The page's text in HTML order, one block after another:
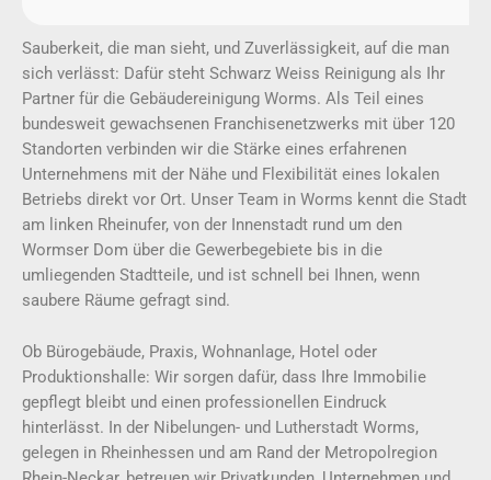
Sauberkeit, die man sieht, und Zuverlässigkeit, auf die man
sich verlässt: Dafür steht Schwarz Weiss Reinigung als Ihr
Partner für die Gebäudereinigung Worms. Als Teil eines
bundesweit gewachsenen Franchisenetzwerks mit über 120
Standorten verbinden wir die Stärke eines erfahrenen
Unternehmens mit der Nähe und Flexibilität eines lokalen
Betriebs direkt vor Ort. Unser Team in Worms kennt die Stadt
am linken Rheinufer, von der Innenstadt rund um den
Wormser Dom über die Gewerbegebiete bis in die
umliegenden Stadtteile, und ist schnell bei Ihnen, wenn
saubere Räume gefragt sind.
Ob Bürogebäude, Praxis, Wohnanlage, Hotel oder
Produktionshalle: Wir sorgen dafür, dass Ihre Immobilie
gepflegt bleibt und einen professionellen Eindruck
hinterlässt. In der Nibelungen- und Lutherstadt Worms,
gelegen in Rheinhessen und am Rand der Metropolregion